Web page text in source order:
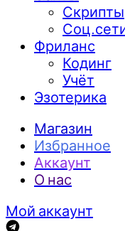
Скрипты
Фриланс
Кодинг
Учёт
Эзотерика
Магазин
Избранное
Аккаунт
О нас
Мой аккаунт